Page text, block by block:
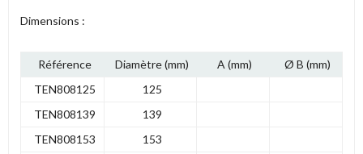
Dimensions :
Référence Diamètre (mm) A (mm)
Ø B (mm)
TEN808125
125
TEN808139
139
TEN808153
153